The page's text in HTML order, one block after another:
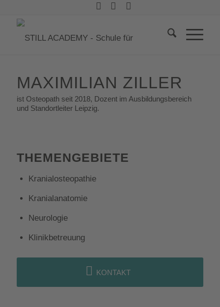
MAXIMILIAN ZILLER
ist Osteopath seit 2018, Dozent im Ausbildungsbereich
und Standortleiter Leipzig.
THEMENGEBIETE
Kranialosteopathie
Kranialanatomie
Neurologie
Klinikbetreuung
KONTAKT